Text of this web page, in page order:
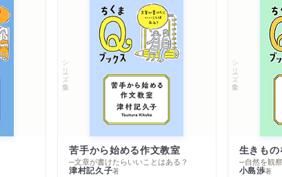
シリーズ・全集
苦手から始める作文教室
─文章が書けたらいいことはある？
津村記久子著
シリーズ・全集
生きも
─自然を観
小島渉著